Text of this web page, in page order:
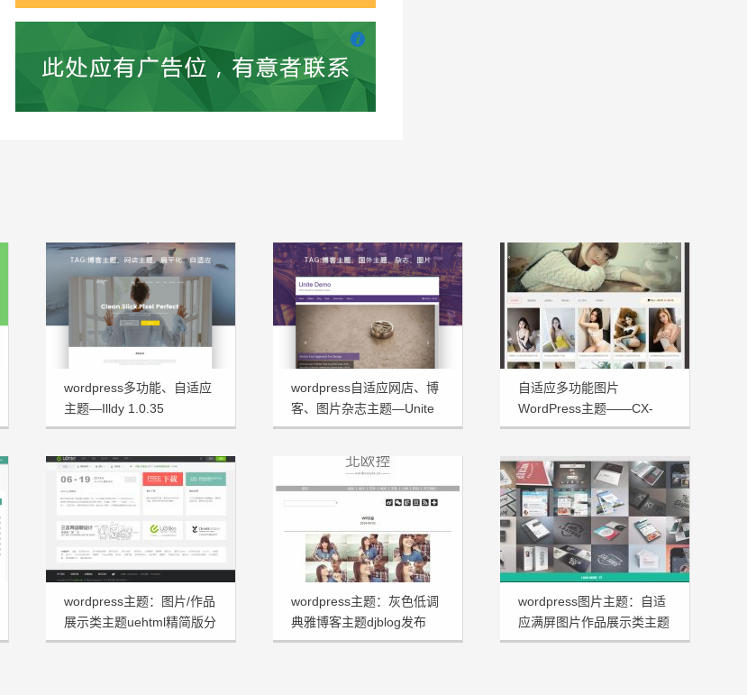

wordpress多功能、自适应
主题—Illdy 1.0.35
wordpress自适应网店、博
客、图片杂志主题—Unite
Demo
自适应多功能图片
WordPress主题——CX-
UDY免费发布
wordpress主题：图片/作品
展示类主题uehtml精简版分
享
wordpress主题：灰色低调
典雅博客主题djblog发布
wordpress图片主题：自适
应满屏图片作品展示类主题
marble分享